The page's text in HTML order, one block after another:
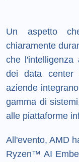
Un aspetto
chiaramente
che l'intelligenza
dei data center
aziende
gamma di
alle piattaforme
All'evento, AMD
Ryzen™ AI